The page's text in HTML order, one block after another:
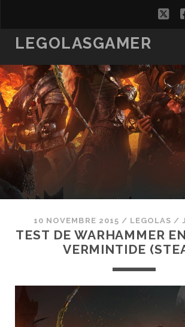
LEGOLASGAMER
10 NOVEMBRE 2015 / LEGOLAS /
TEST DE WARHAMMER
VERMINTIDE